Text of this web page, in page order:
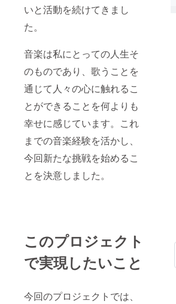
いと活動を続けてきまし
た。
音楽は私にとっての人生そ
のものであり、歌うことを
通じて人々の心に触れるこ
とができることを何よりも
幸せに感じています。これ
までの音楽経験を活かし、
今回新たな挑戦を始めるこ
とを決意しました。
このプロジェクト
で実現したいこと
今回のプロジェクトでは、